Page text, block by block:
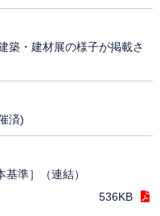
築・建材展の様子が掲載さ
済)
準］（連結）
536KB